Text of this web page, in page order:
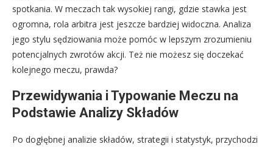
spotkania. W meczach tak wysokiej rangi, gdzie stawka jest
ogromna, rola arbitra jest jeszcze bardziej widoczna. Analiza
jego stylu sędziowania może pomóc w lepszym zrozumieniu
potencjalnych zwrotów akcji. Też nie możesz się doczekać
kolejnego meczu, prawda?
Przewidywania i Typowanie Meczu na
Podstawie Analizy Składów
Po dogłębnej analizie składów, strategii i statystyk, przychodzi